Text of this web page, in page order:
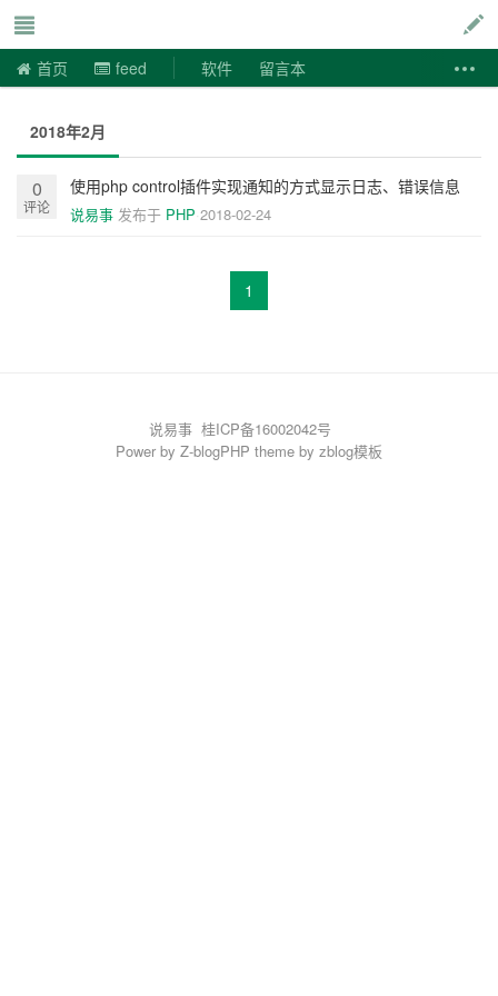
首页 feed 软件 留言本
2018年2月
0
评论
使用php control插件实现通知的方式显示日志、错误信息
说易事 发布于 PHP 2018-02-24
1
说易事 桂ICP备16002042号
Power by Z-blogPHP theme by zblog模板